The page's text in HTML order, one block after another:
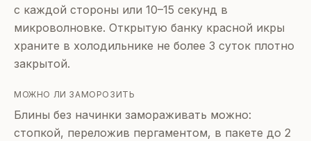
с каждой стороны или 10–15 секунд в
микроволновке. Открытую банку красной икры
храните в холодильнике не более 3 суток плотно
закрытой.
МОЖНО ЛИ ЗАМОРОЗИТЬ
Блины без начинки замораживать можно:
стопкой, переложив пергаментом, в пакете до 2